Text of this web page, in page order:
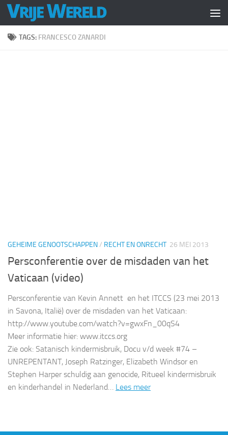
Doorgaan naar inhoud
TAGS: FRANCESCO ZANARDI
GEHEIME GENOOTSCHAPPEN/ RECHT EN ONRECHT 26 MEI 2013
Persconferentie over de misdaden van het
Vaticaan (video)
Persconferentie van Kevin Annett en het ITCCS (23 mei 2013
in Savona, Italië) over de misdaden van het Vaticaan:
http://www.youtube.com/watch?v=gwxFn_00qS4
Meer informatie hier: www.itccs.org
Zie ook: Satanisch kindermisbruik, Docu v/d week #74 –
UNREPENTANT, Joseph Ratzinger, Elizabeth Windsor en
Stephen Harper schuldig aan genocide, Ritueel kindermisbruik
en kinderhandel in Nederland… Lees meer